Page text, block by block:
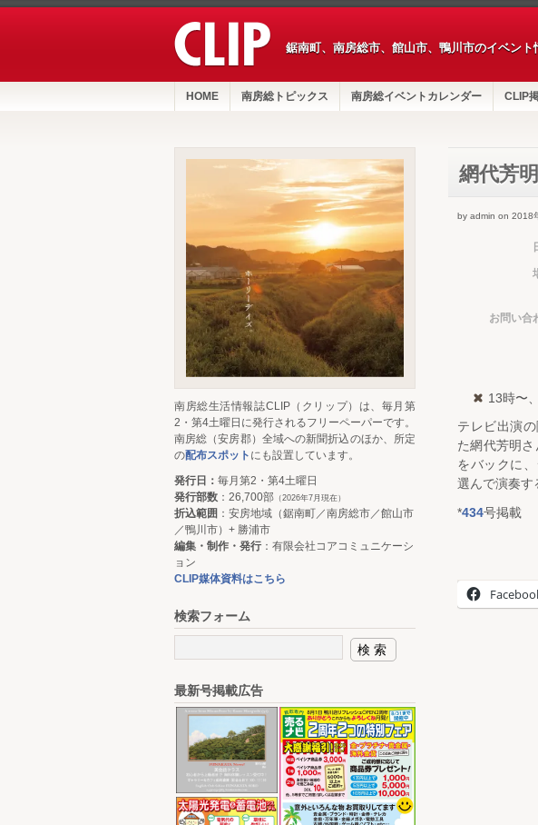
鋸南町、南房総市、館山市、鴨川市のイベント
HOME 南房総トピックス 南房総イベントカレンダー CLIP
網代芳
by admin on 2018
お問い合
13時〜
テレビ出演
た網代芳明
をバックに
選んで演奏す
*434号掲載
南房総生活情報誌CLIP（クリップ）は、毎月第
2・第4土曜日に発行されるフリーペーパーです。
南房総（安房郡）全域への新聞折込のほか、所定
の配布スポット にも設置しています。
発行日： 毎月第2・第4土曜日
発行部数 ：26,700部 （2026年7月現在）
折込範囲 ：安房地域（鋸南町／南房総市／館山市
／鴨川市）+ 勝浦市
編集・制作・発行：有限会社コアコミュニケーシ
ョン
CLIP媒体資料はこちら
検索フォーム
最新号掲載広告